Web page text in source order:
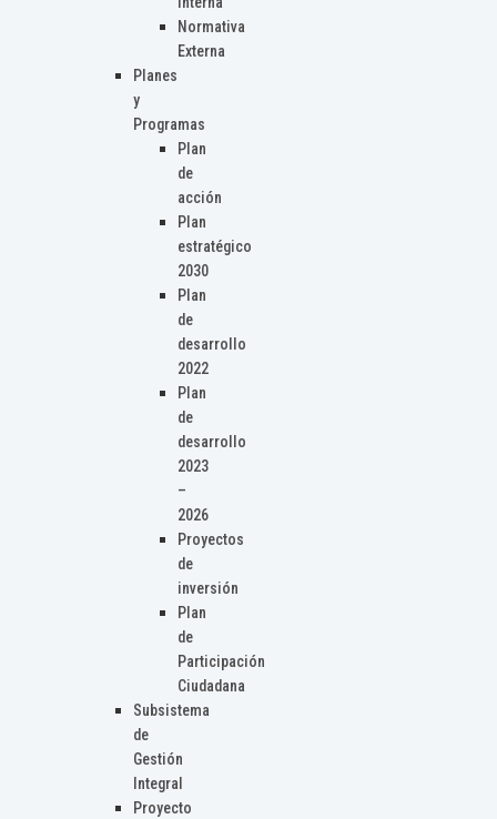
Normativa
Externa
Planes
y
Programas
Plan
de
acción
Plan
estratégico
2030
Plan
de
desarrollo
2022
Plan
de
desarrollo
2023
–
2026
Proyectos
de
inversión
Plan
de
Participación
Ciudadana
Subsistema
de
Gestión
Integral
Proyecto